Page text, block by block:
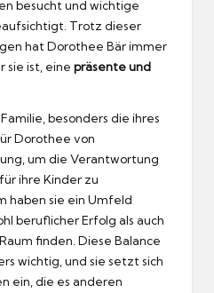
besucht und wichtige
Trotz dieser
hat Dorothee Bär immer
sie ist, eine präsente und
besonders die ihres
Dorothee von
um die Verantwortung
ihre Kinder zu
haben sie ein Umfeld
beruflicher Erfolg als auch
finden. Diese Balance
wichtig, und sie setzt sich
ein, die es anderen